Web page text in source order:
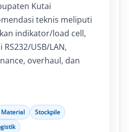
Kutai
teknis meliputi
indikator/load cell,
USB/LAN,
overhaul, dan
Material
Stockpile